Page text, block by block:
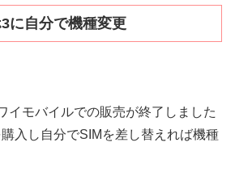
に自分で機種変更
イモバイルでの販売が終了しました
入し自分でSIMを差し替えれば機種